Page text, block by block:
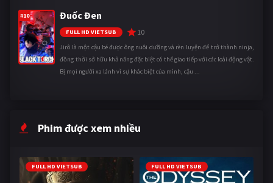
#10 Đuốc Đen
FULL HD VIETSUB 10
Jirô là một cậu bé được ông nuôi dưỡng và rèn luyện để trở thành ninja,
đồng thời sở hữu khả năng đặc biệt có thể giao tiếp với các loài động vật.
Bị mọi người xa lánh vì sự khác biệt của mình, cậu ...
Phim được xem nhiều
FULL HD VIETSUB FULL HD VIETSUB